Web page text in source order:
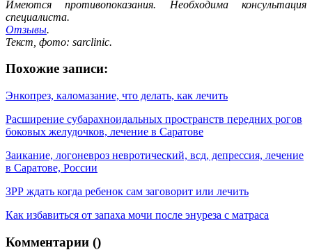
Имеются противопоказания. Необходима консультация
специалиста.
Отзывы.
Текст, фото: sarclinic.
Похожие записи:
Энкопрез, каломазание, что делать, как лечить
Расширение субарахноидальных пространств передних рогов
боковых желудочков, лечение в Саратове
Заикание, логоневроз невротический, всд, депрессия, лечение
в Саратове, России
ЗРР ждать когда ребенок сам заговорит или лечить
Как избавиться от запаха мочи после энуреза с матраса
Комментарии ()